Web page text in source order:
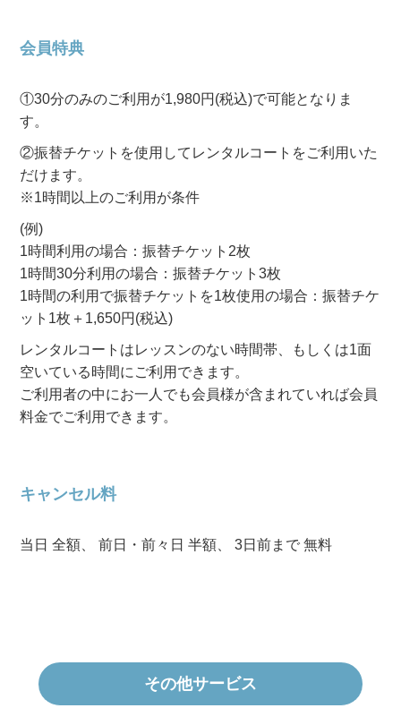
会員特典
①30分のみのご利用が1,980円(税込)で可能となりま
す。
②振替チケットを使用してレンタルコートをご利用いた
だけます。
※1時間以上のご利用が条件
(例)
1時間利用の場合：振替チケット2枚
1時間30分利用の場合：振替チケット3枚
1時間の利用で振替チケットを1枚使用の場合：振替チケ
ット1枚＋1,650円(税込)
レンタルコートはレッスンのない時間帯、もしくは1面
空いている時間にご利用できます。
ご利用者の中にお一人でも会員様が含まれていれば会員
料金でご利用できます。
キャンセル料
当日 全額、 前日・前々日 半額、 3日前まで 無料
その他サービス